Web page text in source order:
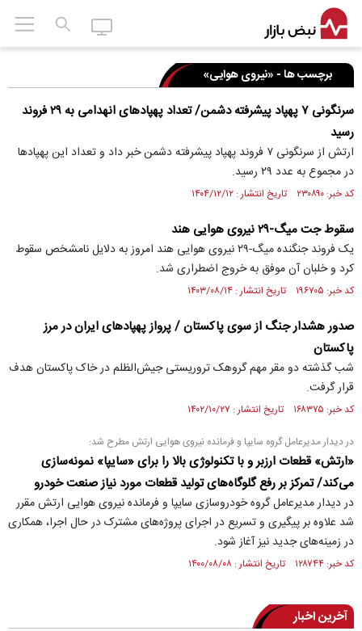
برچسب ها - «نیروی هوایی»
سرنگونی ۷ پهپاد پیشرفته دشمن/ تعداد پهپاد‌های انهدامی به ۲۹ فروند
رسید
ارتش از سرنگونی ۷ فروند پهپاد پیشرفته دشمن خبر داد و تعداد این پهپاد‌ها
در مجموع به عدد ۲۹ رسید.
کد خبر: ۲۳۰۸۹۰ تاریخ انتشار : ۱۴۰۴/۱۲/۱۲
سقوط جت میگ-۲۹ نیروی هوایی هند
یک فروند جنگنده میگ-۲۹ نیروی هوایی هند امروز به دلایل نامشخص سقوط
کرد و خلبان آن موفق به خروج اضطراری شد.
کد خبر: ۱۹۶۷۰۵ تاریخ انتشار : ۱۴۰۳/۰۸/۱۴
صدور هشدار جنگ از سوی پاکستان / پرواز پهپاد‌های ایران در مرز
پاکستان
شب گذشته دو مقر مهم گروهک تروریستی جیش‌الظلم در خاک پاکستان هدف
قرار گرفت.
کد خبر: ۱۶۸۳۷۵ تاریخ انتشار : ۱۴۰۲/۱۰/۲۷
در دیدار مدیرعامل گروه سایپا و فرمانده نیروی هوایی ارتش مطرح شد:
«ارتش» قطعات ارزبر و با تکنولوژی بالا را برای «سایپا» نمونه‌سازی
می‌کند/ تمرکز بر رفع گلوگاه‌های تولید قطعات مورد نیاز صنعت خودرو
در دیدار مدیرعامل گروه خودروسازی سایپا و فرمانده نیروی هوایی ارتش مقرر
شد علاوه بر پیگیری و تسریع در اجرای پروژه‌های مشترک در حال اجرا، همکاری
در زمینه‌های جدید نیز آغاز شود.
کد خبر: ۱۲۸۷۴۴ تاریخ انتشار : ۱۴۰۰/۰۸/۰۸
آخرین اخبار